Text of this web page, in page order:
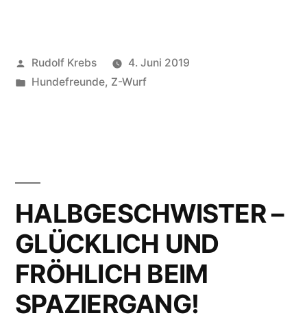
das
vom
Auslauf
im
Garten
für
Veröffentlicht
von
Rudolf Krebs
4. Juni 2019
Veröffentlicht
Hundefreunde, Z-Wurf
HALBGESCHWISTER –
GLÜCKLICH UND
FRÖHLICH BEIM
SPAZIERGANG!